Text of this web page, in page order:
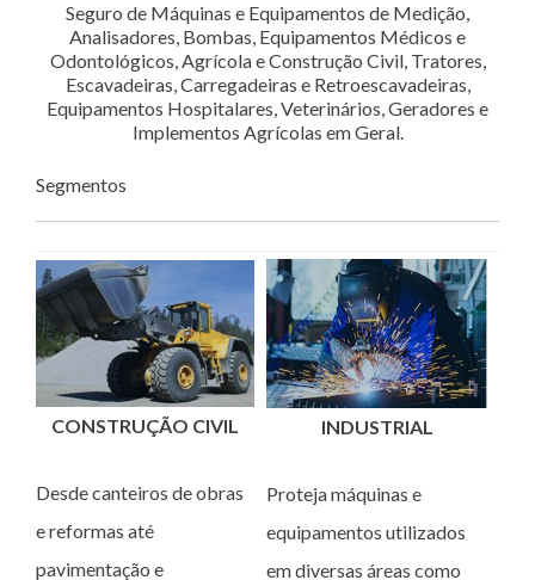
Seguro de Máquinas e Equipamentos de Medição,
Analisadores, Bombas, Equipamentos Médicos e
Odontológicos, Agrícola e Construção Civil, Tratores,
Escavadeiras, Carregadeiras e Retroescavadeiras,
Equipamentos Hospitalares, Veterinários, Geradores e
Implementos Agrícolas em Geral.
Segmentos
CONSTRUÇÃO CIVIL
Desde canteiros de obras
e reformas até
pavimentação e
INDUSTRIAL
Proteja máquinas e
equipamentos utilizados
em diversas áreas como